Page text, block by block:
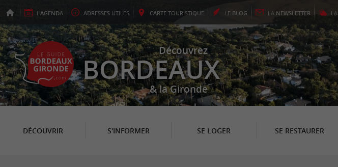
L'AGENDA ADRESSES UTILES CARTE TOURISTIQUE LE BLOG LA NEWSLETTER LA
Découvrez
BORDEAUX
& la Gironde
DÉCOUVRIR S'INFORMER SE LOGER SE RESTAURER